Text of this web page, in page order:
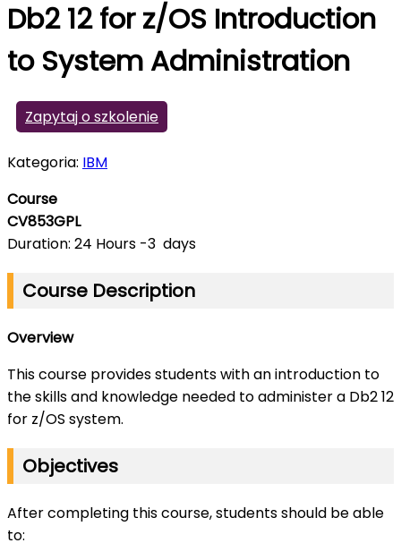
Db2 12 for z/OS Introduction
to System Administration
Zapytaj o szkolenie
Kategoria: IBM
Course
CV853GPL
Duration: 24 Hours -3 days
Course Description
Overview
This course provides students with an introduction to
the skills and knowledge needed to administer a Db2 12
for z/OS system.
Objectives
After completing this course, students should be able
to: